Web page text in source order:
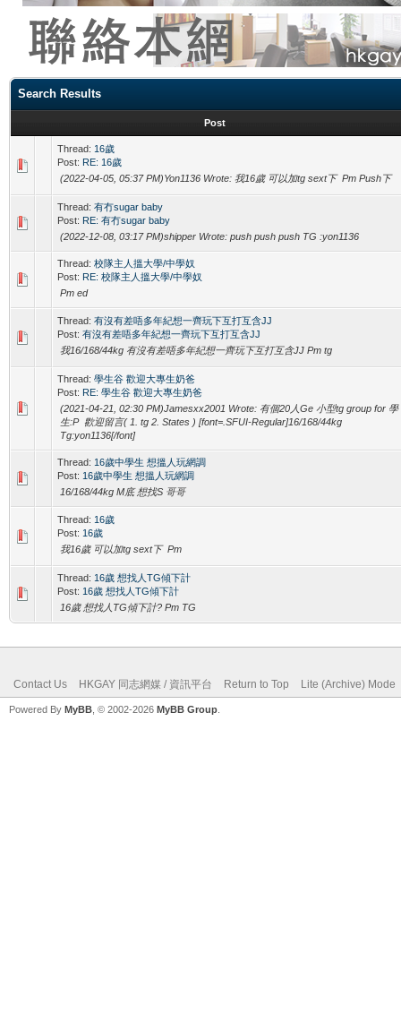
Search Results
Post
Thread: 16歲
Post: RE: 16歲
(2022-04-05, 05:37 PM)Yon1136 Wrote: 我16歲 可以加tg sext下 Pm Push下
Thread: 有冇sugar baby
Post: RE: 有冇sugar baby
(2022-12-08, 03:17 PM)shipper Wrote: push push push TG :yon1136
Thread: 校隊主人搵大學/中學奴
Post: RE: 校隊主人搵大學/中學奴
Pm ed
Thread: 有沒有差唔多年紀想一齊玩下互打互含JJ
Post: 有沒有差唔多年紀想一齊玩下互打互含JJ
我16/168/44kg 有沒有差唔多年紀想一齊玩下互打互含JJ Pm tg
Thread: 學生谷 歡迎大專生奶爸
Post: RE: 學生谷 歡迎大專生奶爸
(2021-04-21, 02:30 PM)Jamesxx2001 Wrote: 有個20人Ge 小型tg group for 學
生:P 歡迎留言( 1. tg 2. States ) [font=.SFUI-Regular]16/168/44kg
Tg:yon1136[/font]
Thread: 16歲中學生 想搵人玩網調
Post: 16歲中學生 想搵人玩網調
16/168/44kg M底 想找S 哥哥
Thread: 16歲
Post: 16歲
我16歲 可以加tg sext下 Pm
Thread: 16歲 想找人TG傾下計
Post: 16歲 想找人TG傾下計
16歲 想找人TG傾下計? Pm TG
Contact Us HKGAY 同志網媒 / 資訊平台 Return to Top Lite (Archive) Mode
Powered By MyBB , © 2002-2026 MyBB Group